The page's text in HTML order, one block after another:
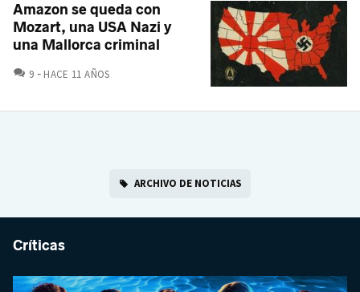
Amazon se queda con
Mozart, una USA Nazi y
una Mallorca criminal
9 COMENTARIOS
HACE 11 AÑOS
ARCHIVO DE NOTICIAS
Críticas